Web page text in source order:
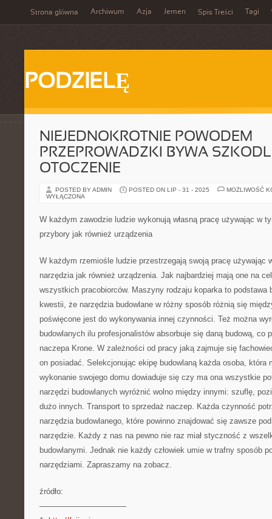
Strona główna Archiwum Azja Jemen Spis Treści Tagi
PODZIELĘ
NIEJEDNOKROTNIE POWODEM
PRZEPROWADZKI BYWA
OTOCZENIE
POSTED BY ADMIN POSTED ON LIP - 31 - 2025
MOŻLIWOŚĆ
WYŁĄCZONA
W każdym zawodzie ludzie wykonują własną pracę używając w
przybory jak również urządzenia
W każdym rzemiośle ludzie przestrzegają swoją pracę używając
narzędzia jak również urządzenia. Jak najbardziej mają one na
wszystkich pracobiorców. Maszyny rodzaju koparka to podstawa
kwestii, że narzędzia budowlane w różny sposób różnią się
poświęcone jest do wykonywania innej czynności. Też można
budowlanych ilu profesjonalistów absorbuje się daną budową, co
naczepa Krone. W zależności od pracy jaką zajmuje się
on posiadać. Selekcjonując ekipę budowlaną każda osoba, która
wykonanie swojego domu dowiaduje się czy ma ona wszystkie
narzędzi budowlanych wyróżnić wolno między innymi: szuflę,
dużo innych. Transport to sprzedaż naczep. Każda czynność
narzędzia budowlanego, które powinno znajdować się zawsze
narzędzie. Każdy z nas na pewno nie raz miał styczność z
budowlanymi. Jednak nie każdy człowiek umie w trafny sposób
narzędziami. Zapraszamy na zobacz.
źródło:
———————————